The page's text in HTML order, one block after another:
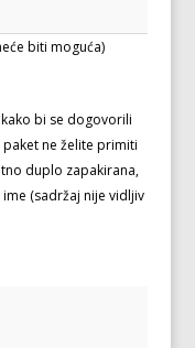
biti moguća)
bi se dogovorili
ne želite primiti
duplo zapakirana,
(sadržaj nije vidljiv